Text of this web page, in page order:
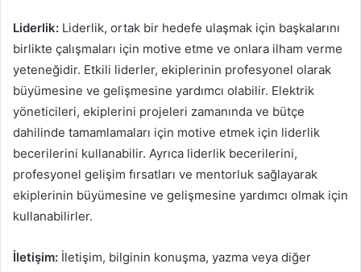
Liderlik: Liderlik, ortak bir hedefe ulaşmak için başkalarını
birlikte çalışmaları için motive etme ve onlara ilham verme
yeteneğidir. Etkili liderler, ekiplerinin profesyonel olarak
büyümesine ve gelişmesine yardımcı olabilir. Elektrik
yöneticileri, ekiplerini projeleri zamanında ve bütçe
dahilinde tamamlamaları için motive etmek için liderlik
becerilerini kullanabilir. Ayrıca liderlik becerilerini,
profesyonel gelişim fırsatları ve mentorluk sağlayarak
ekiplerinin büyümesine ve gelişmesine yardımcı olmak için
kullanabilirler.
İletişim: İletişim, bilginin konuşma, yazma veya diğer